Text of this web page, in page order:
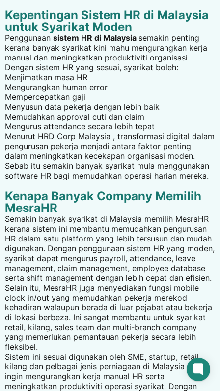
Kepentingan Sistem HR di Malaysia
untuk Syarikat Moden
Penggunaan sistem HR di Malaysia semakin penting
kerana banyak syarikat kini mahu mengurangkan kerja
manual dan meningkatkan produktiviti organisasi.
Dengan sistem HR yang sesuai, syarikat boleh:
Menjimatkan masa HR
Mengurangkan human error
Mempercepatkan gaji
Menyusun data pekerja dengan lebih baik
Memudahkan approval cuti dan claim
Mengurus attendance secara lebih tepat
Menurut HRD Corp Malaysia , transformasi digital dalam
pengurusan pekerja menjadi antara faktor penting
dalam meningkatkan kecekapan organisasi moden.
Sebab itu semakin banyak syarikat mula menggunakan
software HR bagi memudahkan operasi harian mereka.
Kenapa Banyak Company Memilih
MesraHR
Semakin banyak syarikat di Malaysia memilih MesraHR
kerana sistem ini membantu memudahkan pengurusan
HR dalam satu platform yang lebih tersusun dan mudah
digunakan. Dengan penggunaan sistem HR yang moden,
syarikat dapat mengurus payroll, attendance, leave
management, claim management, employee database
serta shift management dengan lebih cepat dan efisien.
Selain itu, MesraHR juga menyediakan fungsi mobile
clock in/out yang memudahkan pekerja merekod
kehadiran walaupun berada di luar pejabat atau bekerja
di lokasi berbeza. Ini sangat membantu untuk syarikat
retail, kilang, sales team dan multi-branch company
yang memerlukan pemantauan pekerja secara lebih
fleksibel.
Sistem ini sesuai digunakan oleh SME, startup, retail,
kilang dan pelbagai jenis perniagaan di Malaysia yang
ingin mengurangkan kerja manual HR serta
meningkatkan produktiviti operasi syarikat. Dengan